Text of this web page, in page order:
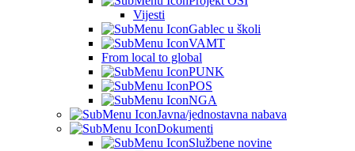
Vijesti
Gablec u školi
VAMT
From local to global
PUNK
POS
NGA
Javna/jednostavna nabava
Dokumenti
Službene novine